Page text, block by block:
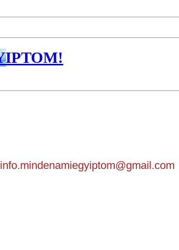
info.mindenamiegyiptom@gmail.com